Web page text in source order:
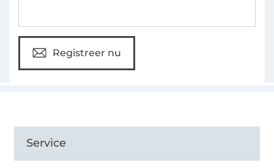
Registreer nu
Service